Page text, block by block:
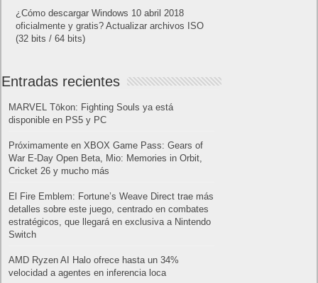
¿Cómo descargar Windows 10 abril 2018
oficialmente y gratis? Actualizar archivos ISO
(32 bits / 64 bits)
Entradas recientes
MARVEL Tōkon: Fighting Souls ya está
disponible en PS5 y PC
Próximamente en XBOX Game Pass: Gears of
War E-Day Open Beta, Mio: Memories in Orbit,
Cricket 26 y mucho más
El Fire Emblem: Fortune’s Weave Direct trae más
detalles sobre este juego, centrado en combates
estratégicos, que llegará en exclusiva a Nintendo
Switch
AMD Ryzen AI Halo ofrece hasta un 34%
velocidad a agentes en inferencia loca